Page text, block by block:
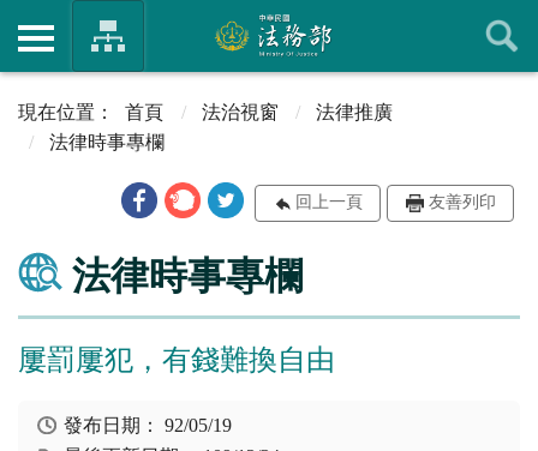
首頁 法治視窗
法律推廣
法律時事專欄
回上一頁 友善列印
法律時事專欄
屢罰屢犯，有錢難換自由
發布日期：92/05/19